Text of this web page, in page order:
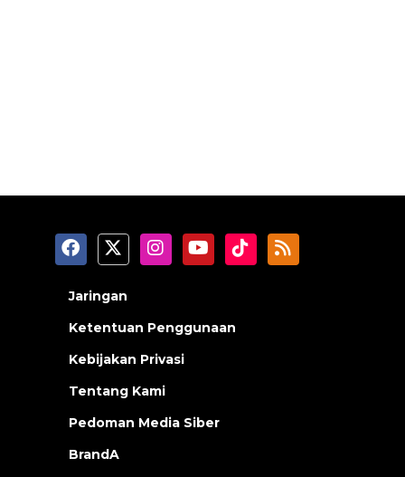
Jaringan
Ketentuan Penggunaan
Kebijakan Privasi
Tentang Kami
Pedoman Media Siber
BrandA